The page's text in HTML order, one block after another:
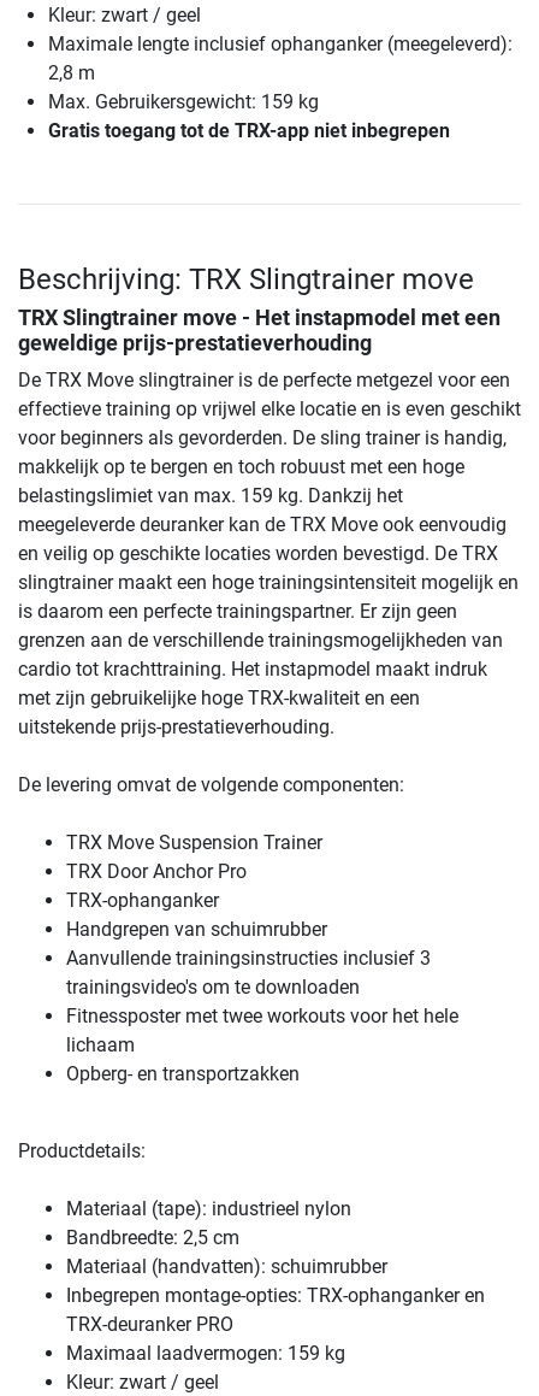
Kleur: zwart / geel
Maximale lengte inclusief ophanganker (meegeleverd):
2,8 m
Max. Gebruikersgewicht: 159 kg
Gratis toegang tot de TRX-app niet inbegrepen
Beschrijving: TRX Slingtrainer move
TRX Slingtrainer move - Het instapmodel met een
geweldige prijs-prestatieverhouding
De TRX Move slingtrainer is de perfecte metgezel voor een
effectieve training op vrijwel elke locatie en is even geschikt
voor beginners als gevorderden. De sling trainer is handig,
makkelijk op te bergen en toch robuust met een hoge
belastingslimiet van max. 159 kg. Dankzij het
meegeleverde deuranker kan de TRX Move ook eenvoudig
en veilig op geschikte locaties worden bevestigd. De TRX
slingtrainer maakt een hoge trainingsintensiteit mogelijk en
is daarom een ​​perfecte trainingspartner. Er zijn geen
grenzen aan de verschillende trainingsmogelijkheden van
cardio tot krachttraining. Het instapmodel maakt indruk
met zijn gebruikelijke hoge TRX-kwaliteit en een
uitstekende prijs-prestatieverhouding.
De levering omvat de volgende componenten:
TRX Move Suspension Trainer
TRX Door Anchor Pro
TRX-ophanganker
Handgrepen van schuimrubber
Aanvullende trainingsinstructies inclusief 3
trainingsvideo's om te downloaden
Fitnessposter met twee workouts voor het hele
lichaam
Opberg- en transportzakken
Productdetails:
Materiaal (tape): industrieel nylon
Bandbreedte: 2,5 cm
Materiaal (handvatten): schuimrubber
Inbegrepen montage-opties: TRX-ophanganker en
TRX-deuranker PRO
Maximaal laadvermogen: 159 kg
Kleur: zwart / geel